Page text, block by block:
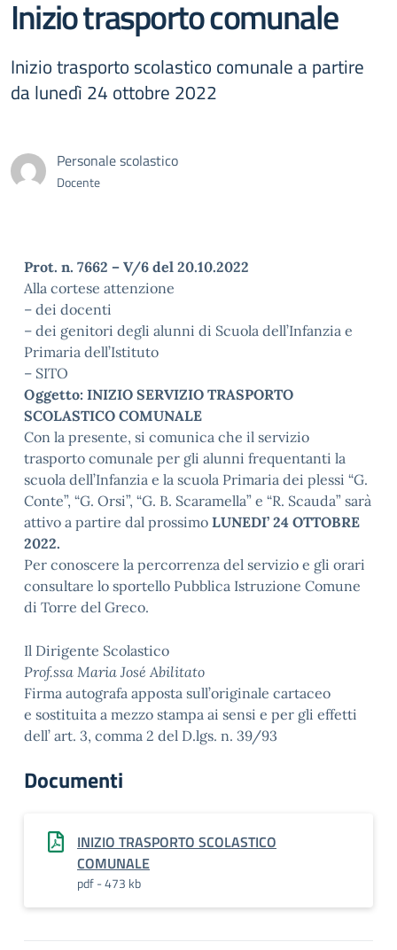
Inizio trasporto comunale
Inizio trasporto scolastico comunale a partire
da lunedì 24 ottobre 2022
Personale scolastico
Docente
Prot. n. 7662 – V/6 del 20.10.2022
Alla cortese attenzione
– dei docenti
– dei genitori degli alunni di Scuola dell’Infanzia e
Primaria dell’Istituto
– SITO
Oggetto: INIZIO SERVIZIO TRASPORTO
SCOLASTICO COMUNALE
Con la presente, si comunica che il servizio
trasporto comunale per gli alunni frequentanti la
scuola dell’Infanzia e la scuola Primaria dei plessi “G.
Conte”, “G. Orsi”, “G. B. Scaramella” e “R. Scauda” sarà
attivo a partire dal prossimo LUNEDI’ 24 OTTOBRE
2022.
Per conoscere la percorrenza del servizio e gli orari
consultare lo sportello Pubblica Istruzione Comune
di Torre del Greco.
Il Dirigente Scolastico
Prof.ssa Maria José Abilitato
Firma autografa apposta sull’originale cartaceo
e sostituita a mezzo stampa ai sensi e per gli effetti
dell’ art. 3, comma 2 del D.lgs. n. 39/93
Documenti
INIZIO TRASPORTO SCOLASTICO
COMUNALE
pdf - 473 kb